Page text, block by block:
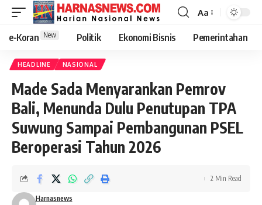
Aa
e-Koran New Politik Ekonomi Bisnis Pemerintahan
HEADLINE NASIONAL
Made Sada Menyarankan Pemrov
Bali, Menunda Dulu Penutupan TPA
Suwung Sampai Pembangunan PSEL
Beroperasi Tahun 2026
Harnasnews
2 Min Read